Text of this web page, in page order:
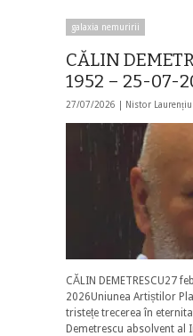
galaxia nemuririi
CĂLIN
1952 – 25-07-
27/07/2026 | Nistor Laurențiu
CĂLIN DEMETRESCU27
2026Uniunea Artiștilor
tristețe trecerea în
Demetrescu absolvent al